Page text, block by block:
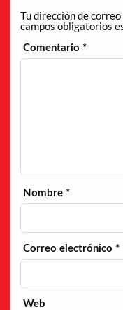
Tu dirección de
campos obligatorios
Comentario *
Nombre *
Correo electrónico *
Web